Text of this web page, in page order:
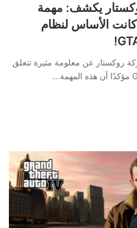
يكشف: مهمة
شهيرة في GTA 4 كانت الأساس لنظام
عن معلومة مثيرة تتعلق